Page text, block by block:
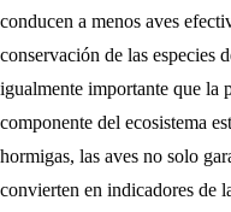
conducen a menos aves
conservación de las especies
igualmente importante que la
componente del ecosistema
hormigas, las aves no solo
convierten en indicadores de